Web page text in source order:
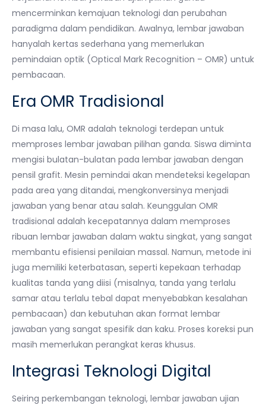
mencerminkan kemajuan teknologi dan perubahan
paradigma dalam pendidikan. Awalnya, lembar jawaban
hanyalah kertas sederhana yang memerlukan
pemindaian optik (Optical Mark Recognition – OMR) untuk
pembacaan.
Era OMR Tradisional
Di masa lalu, OMR adalah teknologi terdepan untuk
memproses lembar jawaban pilihan ganda. Siswa diminta
mengisi bulatan-bulatan pada lembar jawaban dengan
pensil grafit. Mesin pemindai akan mendeteksi kegelapan
pada area yang ditandai, mengkonversinya menjadi
jawaban yang benar atau salah. Keunggulan OMR
tradisional adalah kecepatannya dalam memproses
ribuan lembar jawaban dalam waktu singkat, yang sangat
membantu efisiensi penilaian massal. Namun, metode ini
juga memiliki keterbatasan, seperti kepekaan terhadap
kualitas tanda yang diisi (misalnya, tanda yang terlalu
samar atau terlalu tebal dapat menyebabkan kesalahan
pembacaan) dan kebutuhan akan format lembar
jawaban yang sangat spesifik dan kaku. Proses koreksi pun
masih memerlukan perangkat keras khusus.
Integrasi Teknologi Digital
Seiring perkembangan teknologi, lembar jawaban ujian